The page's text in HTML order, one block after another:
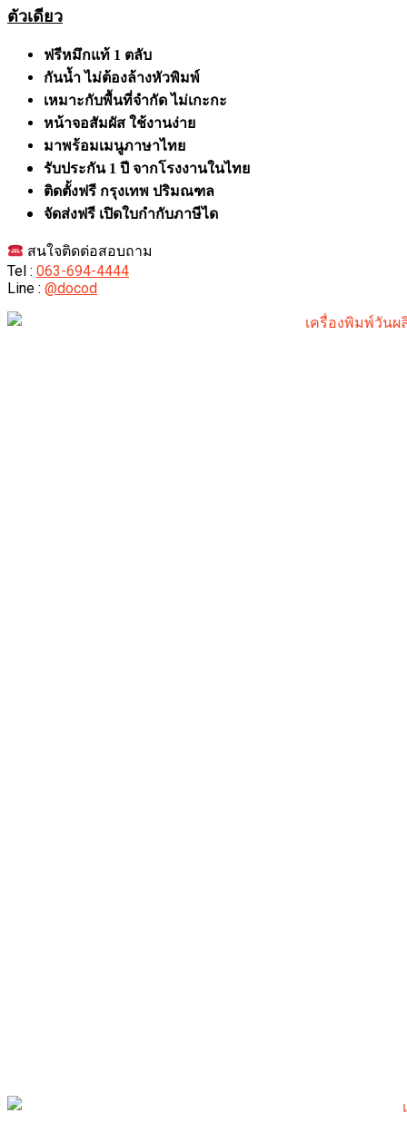
ตัวเดียว
ฟรีหมึกแท้ 1 ตลับ
กันน้ำ ไม่ต้องล้างหัวพิมพ์
เหมาะกับพื้นที่จำกัด ไม่เกะกะ
หน้าจอสัมผัส ใช้งานง่าย
มาพร้อมเมนูภาษาไทย
รับประกัน 1 ปี จากโรงงานในไทย
ติดตั้งฟรี กรุงเทพ ปริมณฑล
จัดส่งฟรี เปิดใบกำกับภาษีได
สนใจติดต่อสอบถาม
Tel : 063-694-4444
Line : @docod